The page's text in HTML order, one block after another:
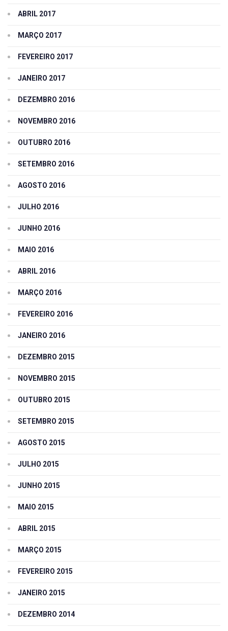
ABRIL 2017
MARÇO 2017
FEVEREIRO 2017
JANEIRO 2017
DEZEMBRO 2016
NOVEMBRO 2016
OUTUBRO 2016
SETEMBRO 2016
AGOSTO 2016
JULHO 2016
JUNHO 2016
MAIO 2016
ABRIL 2016
MARÇO 2016
FEVEREIRO 2016
JANEIRO 2016
DEZEMBRO 2015
NOVEMBRO 2015
OUTUBRO 2015
SETEMBRO 2015
AGOSTO 2015
JULHO 2015
JUNHO 2015
MAIO 2015
ABRIL 2015
MARÇO 2015
FEVEREIRO 2015
JANEIRO 2015
DEZEMBRO 2014